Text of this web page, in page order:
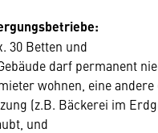
30 Betten und
darf permanent
wohnen, eine
(z.B. Bäckerei im
und